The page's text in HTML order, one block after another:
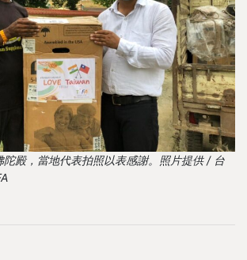
陀殿，當地代表拍照以表感謝。照片提供 / 台